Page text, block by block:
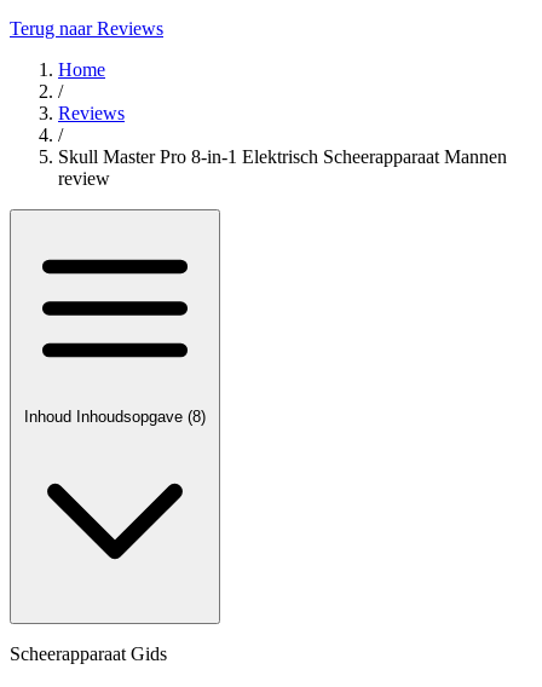
Terug naar Reviews
Home
/
Reviews
/
Skull Master Pro 8-in-1 Elektrisch Scheerapparaat Mannen
review
Inhoud Inhoudsopgave (8)
Scheerapparaat Gids